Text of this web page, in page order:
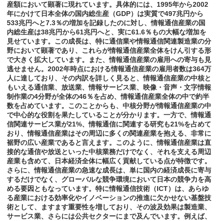
産額において顕著に現れています。具体的には、1995年から2002
年にかけて日本全体の国内総生産（GDP）は実質で497兆円から
533兆円へと7.3％の増加を記録したのに対し、情報通信産業の国
内総生産は38兆円から61兆円へと、実に61.6％もの大幅な増加を
見せています。この成長は、特に通信業や情報通信関連製造業の分
野において顕著であり、これらが情報通信産業全体をけん引する形
で大きく拡大しています。また、情報通信産業の雇用への寄与も見
逃せません。2002年時点における情報通信産業の雇用者数は364万
人に達しており、その内訳を詳しく見ると、情報通信産業の中核と
もいえる通信業、放送業、情報サービス業、映像・音声・文字情報
制作業の4分野が全体の46％を占め、情報通信産業全体の中で約半
数を占めています。このことからも、中核分野が情報通信産業の中
で中心的な役割を果たしていることが分かります。一方で、情報通
信関連サービス業が21%、情報通信に関連する研究も21%を占めて
おり、情報通信産業はその周辺に多くの関連産業を抱える、非常に
裾野の広い産業であると言えます。このように、情報通信産業は直
接的な通信や放送といった中核業務だけでなく、それを支える周辺
産業も含めて、日本経済全体に幅広く貢献している点が特徴です。
さらに、情報通信産業の急速な成長は、単に国内の経済成長に寄与
するだけでなく、グローバルな競争環境において日本の競争力を高
める要因ともなっています。特に情報通信技術（ICT）は、あらゆ
る産業における効率化やイノベーションの推進に欠かせない基盤技
術として、ますます重要性を増しており、その波及効果は製造業、
サービス業、さらには公共セクターにまで及んでいます。例えば、